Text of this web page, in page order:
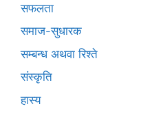
सफलता
समाज-सुधारक
सम्बन्ध अथवा रिश्ते
संस्कृति
हास्य